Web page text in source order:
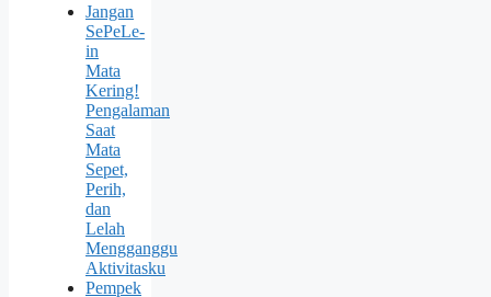
Jangan
SePeLe-
in
Mata
Kering!
Pengalaman
Saat
Mata
Sepet,
Perih,
dan
Lelah
Mengganggu
Aktivitasku
Pempek